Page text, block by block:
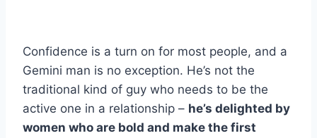
Confidence is a turn on for most people, and a
Gemini man is no exception. He’s not the
traditional kind of guy who needs to be the
active one in a relationship – he’s delighted by
women who are bold and make the first